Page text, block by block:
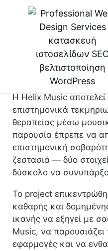
Case
Κατασκευή
Helix Music
Η Helix Music αποτελεί
επιστημονικά
θεραπείας μέσω
παρουσία έπρεπε να
επιστημονική
ζεστασιά — δύο
δύσκολο να
Το project
καθαρής και
ικανής να εξηγεί με
Music, να παρουσιάζει
εφαρμογές και να